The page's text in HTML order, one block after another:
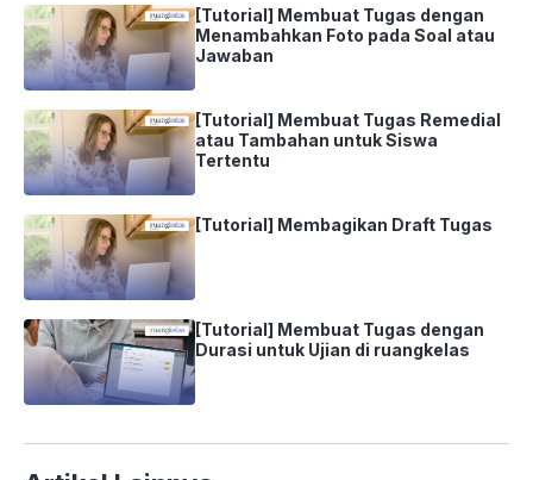
[Tutorial] Membuat Tugas dengan
Menambahkan Foto pada Soal atau
Jawaban
[Tutorial] Membuat Tugas Remedial
atau Tambahan untuk Siswa
Tertentu
[Tutorial] Membagikan Draft Tugas
[Tutorial] Membuat Tugas dengan
Durasi untuk Ujian di ruangkelas